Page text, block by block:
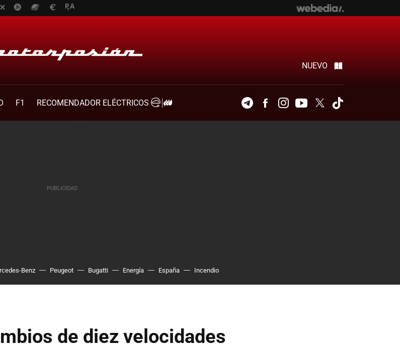
NUEVO
F1
RECOMENDADOR ELÉCTRICOS
TelegramFacebookInstagramYoutubeTwitter
Benz Peugeot Bugatti Energía España Incendio
de diez velocidades